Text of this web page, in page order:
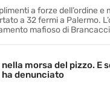
a forze dell’ordine e
a 32 fermi a Palermo.
mafioso di
morsa del pizzo. E
denunciato